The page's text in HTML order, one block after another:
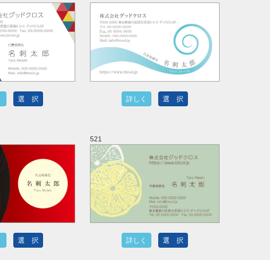
選 択 詳しく 選 択
選 択
521
詳しく 選 択